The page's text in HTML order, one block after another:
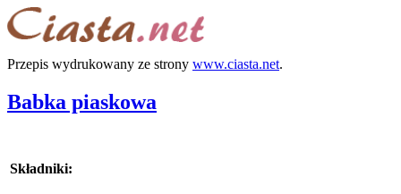
Przepis wydrukowany ze strony www.ciasta.net.
Babka piaskowa
Składniki: